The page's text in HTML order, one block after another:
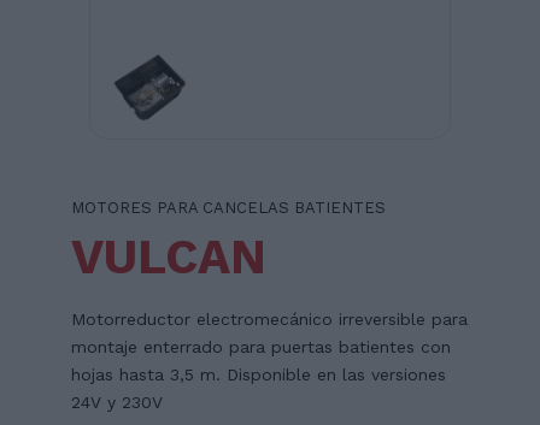
MOTORES PARA CANCELAS BATIENTES
VULCAN
Motorreductor electromecánico irreversible para
montaje enterrado para puertas batientes con
hojas hasta 3,5 m. Disponible en las versiones
24V y 230V